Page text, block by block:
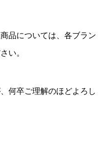
品については、各ブラン
い。
何卒ご理解のほどよろし